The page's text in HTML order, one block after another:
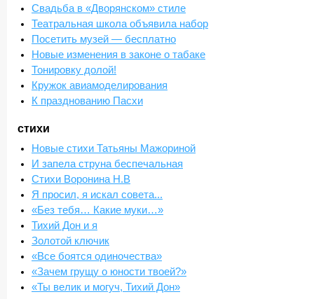
Свадьба в «Дворянском» стиле
Театральная школа объявила набор
Посетить музей — бесплатно
Новые изменения в законе о табаке
Тонировку долой!
Кружок авиамоделирования
К празднованию Пасхи
стихи
Новые стихи Татьяны Мажориной
И запела струна беспечальная
Стихи Воронина Н.В
Я просил, я искал совета...
«Без тебя… Какие муки…»
Тихий Дон и я
Золотой ключик
«Все боятся одиночества»
«Зачем грущу о юности твоей?»
«Ты велик и могуч, Тихий Дон»